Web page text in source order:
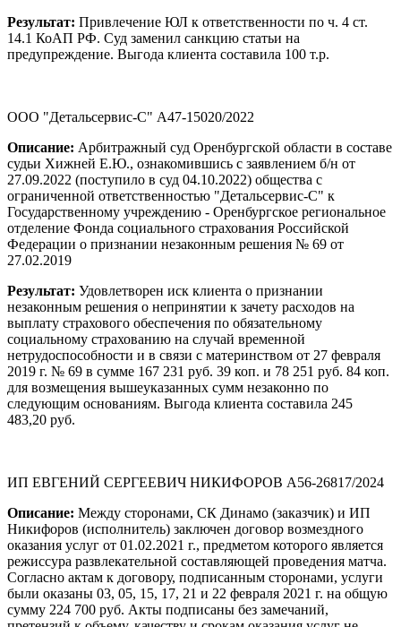
Результат: Привлечение ЮЛ к ответственности по ч. 4 ст.
14.1 КоАП РФ. Суд заменил санкцию статьи на
предупреждение. Выгода клиента составила 100 т.р.
ООО "Детальсервис-С" А47-15020/2022
Описание: Арбитражный суд Оренбургской области в составе
судьи Хижней Е.Ю., ознакомившись с заявлением б/н от
27.09.2022 (поступило в суд 04.10.2022) общества с
ограниченной ответственностью "Детальсервис-С" к
Государственному учреждению - Оренбургское региональное
отделение Фонда социального страхования Российской
Федерации о признании незаконным решения № 69 от
27.02.2019
Результат: Удовлетворен иск клиента о признании
незаконным решения о непринятии к зачету расходов на
выплату страхового обеспечения по обязательному
социальному страхованию на случай временной
нетрудоспособности и в связи с материнством от 27 февраля
2019 г. № 69 в сумме 167 231 руб. 39 коп. и 78 251 руб. 84 коп.
для возмещения вышеуказанных сумм незаконно по
следующим основаниям. Выгода клиента составила 245
483,20 руб.
ИП ЕВГЕНИЙ СЕРГЕЕВИЧ НИКИФОРОВ А56-26817/2024
Описание: Между сторонами, СК Динамо (заказчик) и ИП
Никифоров (исполнитель) заключен договор возмездного
оказания услуг от 01.02.2021 г., предметом которого является
режиссура развлекательной составляющей проведения матча.
Согласно актам к договору, подписанным сторонами, услуги
были оказаны 03, 05, 15, 17, 21 и 22 февраля 2021 г. на общую
сумму 224 700 руб. Акты подписаны без замечаний,